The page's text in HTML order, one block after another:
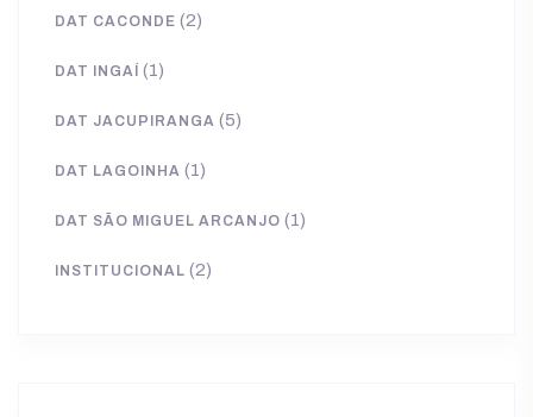
DAT CACONDE (2)
DAT INGAÍ (1)
DAT JACUPIRANGA (5)
DAT LAGOINHA (1)
DAT SÃO MIGUEL ARCANJO (1)
INSTITUCIONAL (2)